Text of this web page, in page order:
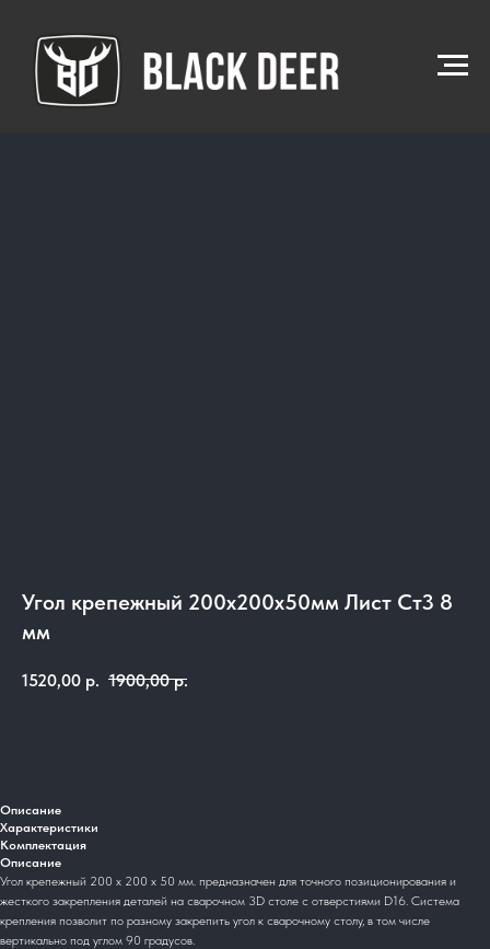
Угол крепежный 200х200х50мм Лист Ст3 8
мм
1520,00 р. 1900,00 р.
Описание
Характеристики
Комплектация
Описание
Угол крепежный 200 х 200 х 50 мм. предназначен для точного позиционирования и
жесткого закрепления деталей на сварочном 3D столе c отверстиями D16. Система
крепления позволит по разному закрепить угол к сварочному столу, в том числе
вертикально под углом 90 градусов.